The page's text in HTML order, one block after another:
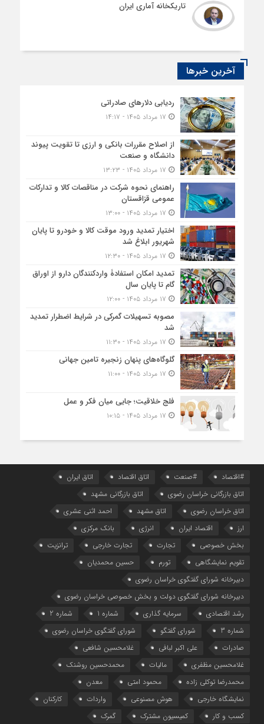
تاریکخانه آماری ایران
آخرین خبرها
ردیابی دلارهای صادراتی
از اصلاح مقررات بانکی و ارزی تا تقویت پیوند
دانشگاه و صنعت
راهنمای نحوه شرکت در مناقصات کالا و تدارکات
عمومی قزاقستان
اختیار تمدید ورود موقت کالا و خودرو تا پایان
شهریور ابلاغ شد
تمدید امکان استفادۀ واردکنندگان دارو از اوراق
گام تا پایان سال
مصوبه تسهیلات گمرکی در شرایط اضطرار تمدید
شد
گلوگاه‌های پنهان زنجیره تامین جهانی
فلج خلاقیت؛ جایی میان فکر و عمل
#اقتصاد #صنعت اتاق اقتصاد
اتاق ایران
اتاق بازرگانی خراسان رضوی
اتاق بازرگانی مشهد
اتاق خراسان رضوی
اتاق مشهد
احمد اثنی عشری
ارز
اقتصاد ایران انرژی
بانک مرکزی
بخش خصوصی
تجارت تجارت خارجی
ترانزیت
تقویم نمایشگاهی
تورم
حسین محمدیان
دبیرخانه شورای گفتگوی خراسان رضوی
دبیرخانه شورای گفتگوی دولت و بخش خصوصی خراسان رضوی
رشد اقتصادی
سرمایه گذاری شماره 1
شماره 2
شماره 3
شورای گفتگو
شورای گفتگوی خراسان رضوی
صادرات
علی اکبر لبافی
غلامحسین شافعی
غلامحسین مظفری
مالیات
محمدحسین روشنک
محمدرضا توکلی زاده
محمود امتی
معدن
نمایشگاه خارجی
هوش مصنوعی واردات
کارکنان
کسب و کار
کمیسیون مشترک گمرک